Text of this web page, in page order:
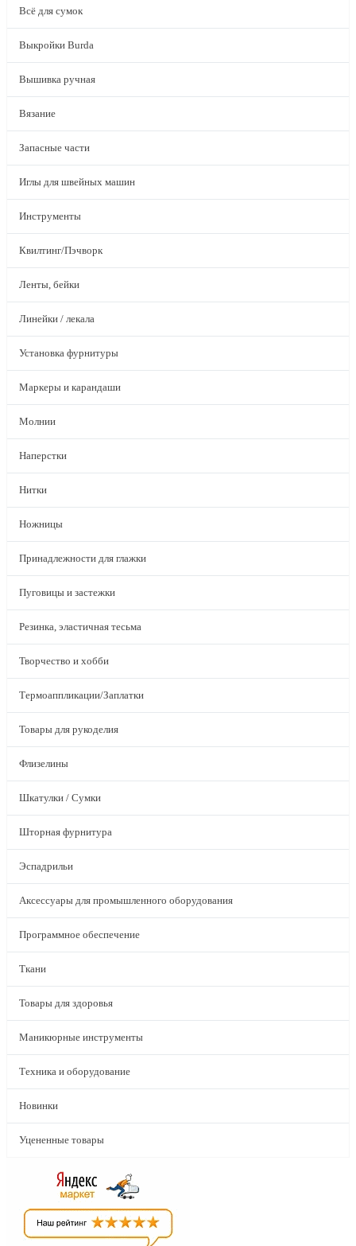
Всё для сумок
Выкройки Burda
Вышивка ручная
Вязание
Запасные части
Иглы для швейных машин
Инструменты
Квилтинг/Пэчворк
Ленты, бейки
Линейки / лекала
Установка фурнитуры
Маркеры и карандаши
Молнии
Наперстки
Нитки
Ножницы
Принадлежности для глажки
Пуговицы и застежки
Резинка, эластичная тесьма
Творчество и хобби
Термоаппликации/Заплатки
Товары для рукоделия
Флизелины
Шкатулки / Сумки
Шторная фурнитура
Эспадрильи
Аксессуары для промышленного оборудования
Программное обеспечение
Ткани
Товары для здоровья
Маникюрные инструменты
Техника и оборудование
Новинки
Уцененные товары